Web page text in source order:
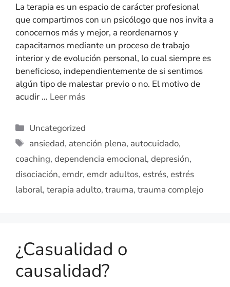
La terapia es un espacio de carácter profesional
que compartimos con un psicólogo que nos invita a
conocernos más y mejor, a reordenarnos y
capacitarnos mediante un proceso de trabajo
interior y de evolución personal, lo cual siempre es
beneficioso, independientemente de si sentimos
algún tipo de malestar previo o no. El motivo de
acudir … Leer más
Uncategorized
ansiedad, atención plena, autocuidado,
coaching, dependencia emocional, depresión,
disociación, emdr, emdr adultos, estrés, estrés
laboral, terapia adulto, trauma, trauma complejo
¿Casualidad o
causalidad?